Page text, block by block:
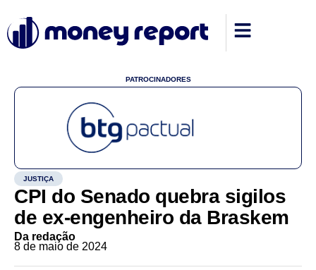
PATROCINADORES
JUSTIÇA
CPI do Senado quebra sigilos
de ex-engenheiro da Braskem
Da redação
8 de maio de 2024